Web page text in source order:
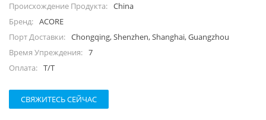
Происхождение Продукта: China
Бренд: ACORE
Порт Доставки: Chongqing, Shenzhen, Shanghai, Guangzhou
Время Упреждения: 7
Оплата: T/T
СВЯЖИТЕСЬ СЕЙЧАС